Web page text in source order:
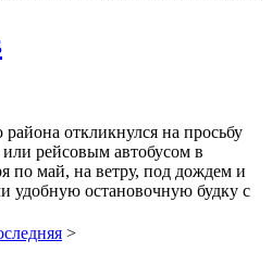
откликнулся на просьбу
рейсовым автобусом в
по май, на ветру, под дождем и
удобную остановочную будку с
>